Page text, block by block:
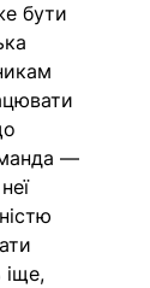
бути
—
іще,